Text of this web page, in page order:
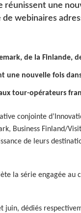
réunissent une
webinaires
de la Finlande,
une nouvelle fois
tour-opérateurs
conjointe
Business Finland/
de leurs
la série engagée au
juin, dédiés